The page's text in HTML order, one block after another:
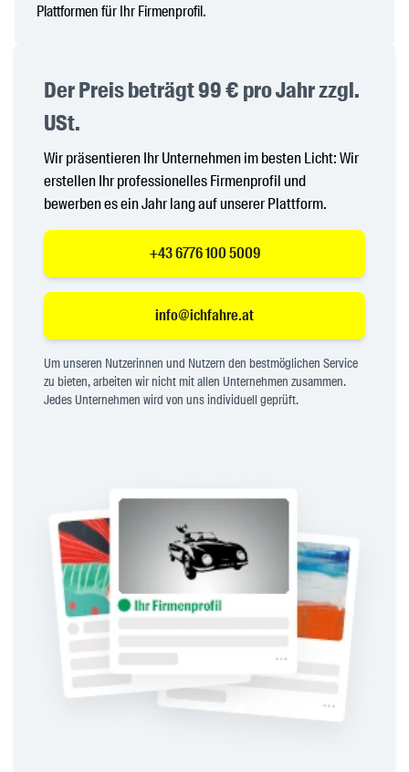
Plattformen für Ihr Firmenprofil.
Der Preis beträgt 99 € pro Jahr zzgl.
USt.
Wir präsentieren Ihr Unternehmen im besten Licht: Wir
erstellen Ihr professionelles Firmenprofil und
bewerben es ein Jahr lang auf unserer Plattform.
+43 6776 100 5009
info@ichfahre.at
Um unseren Nutzerinnen und Nutzern den bestmöglichen Service
zu bieten, arbeiten wir nicht mit allen Unternehmen zusammen.
Jedes Unternehmen wird von uns individuell geprüft.